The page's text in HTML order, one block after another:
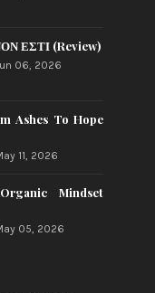
ΕΣΤΙ (Review)
06, 2026
Ashes To Hope
11, 2026
Mindset
05, 2026